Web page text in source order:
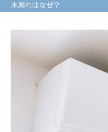
水漏れはなぜ？